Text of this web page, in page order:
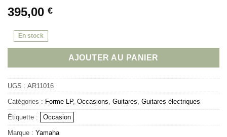
395,00 €
En stock
AJOUTER AU PANIER
UGS : AR11016
Catégories : Forme LP, Occasions Guitares Guitares électriques
Étiquette : Occasion
Marque : Yamaha